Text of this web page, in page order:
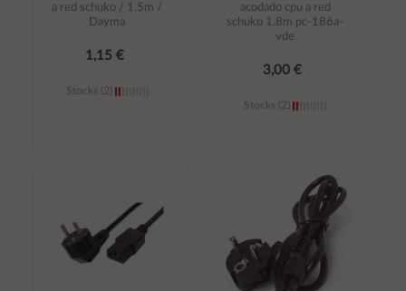
a red schuko / 1.5m /
Dayma
1,15 €
Stocks (2)
acodado cpu a red
schuko 1.8m pc-186a-
vde
3,00 €
Stocks (2)
carrito